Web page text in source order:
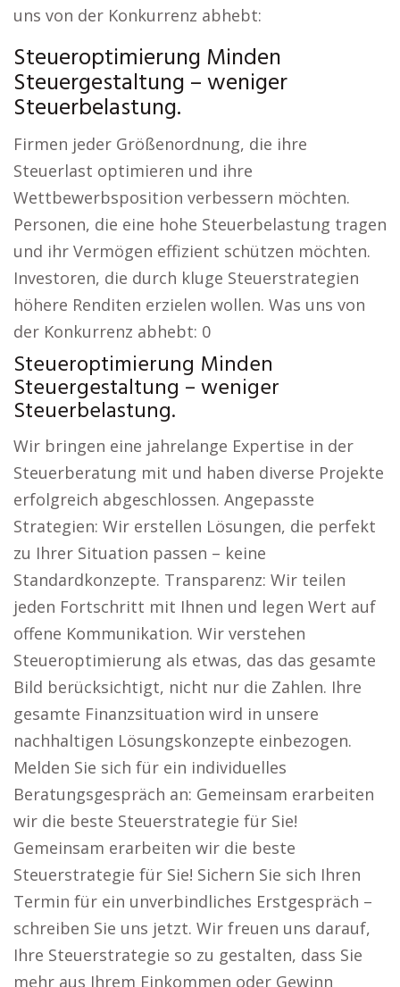
uns von der Konkurrenz abhebt:
Steueroptimierung Minden
Steuergestaltung – weniger
Steuerbelastung.
Firmen jeder Größenordnung, die ihre
Steuerlast optimieren und ihre
Wettbewerbsposition verbessern möchten.
Personen, die eine hohe Steuerbelastung tragen
und ihr Vermögen effizient schützen möchten.
Investoren, die durch kluge Steuerstrategien
höhere Renditen erzielen wollen. Was uns von
der Konkurrenz abhebt: 0
Steueroptimierung Minden
Steuergestaltung – weniger
Steuerbelastung.
Wir bringen eine jahrelange Expertise in der
Steuerberatung mit und haben diverse Projekte
erfolgreich abgeschlossen. Angepasste
Strategien: Wir erstellen Lösungen, die perfekt
zu Ihrer Situation passen – keine
Standardkonzepte. Transparenz: Wir teilen
jeden Fortschritt mit Ihnen und legen Wert auf
offene Kommunikation. Wir verstehen
Steueroptimierung als etwas, das das gesamte
Bild berücksichtigt, nicht nur die Zahlen. Ihre
gesamte Finanzsituation wird in unsere
nachhaltigen Lösungskonzepte einbezogen.
Melden Sie sich für ein individuelles
Beratungsgespräch an: Gemeinsam erarbeiten
wir die beste Steuerstrategie für Sie!
Gemeinsam erarbeiten wir die beste
Steuerstrategie für Sie! Sichern Sie sich Ihren
Termin für ein unverbindliches Erstgespräch –
schreiben Sie uns jetzt. Wir freuen uns darauf,
Ihre Steuerstrategie so zu gestalten, dass Sie
mehr aus Ihrem Einkommen oder Gewinn